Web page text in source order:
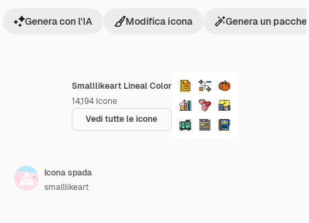
Smalllikeart Lineal Color
14,194 Icone
Vedi tutte le icone
Genera con l'IA Modifica icona Genera un
Icona spada
smalllikeart